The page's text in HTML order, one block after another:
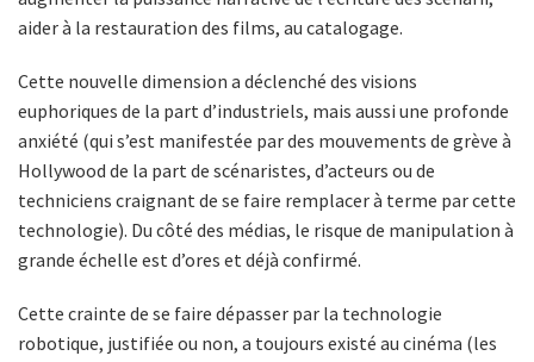
aider à la restauration des films, au catalogage.
Cette nouvelle dimension a déclenché des visions
euphoriques de la part d’industriels, mais aussi une profonde
anxiété (qui s’est manifestée par des mouvements de grève à
Hollywood de la part de scénaristes, d’acteurs ou de
techniciens craignant de se faire remplacer à terme par cette
technologie). Du côté des médias, le risque de manipulation à
grande échelle est d’ores et déjà confirmé.
Cette crainte de se faire dépasser par la technologie
robotique, justifiée ou non, a toujours existé au cinéma (les